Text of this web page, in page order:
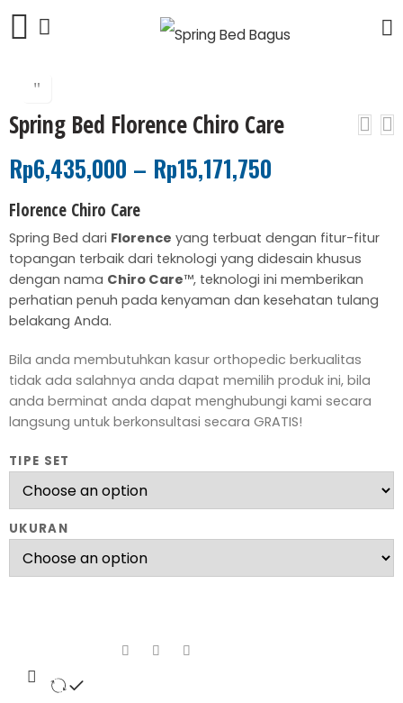
Spring Bed Florence Chiro Care
Rp6,435,000 – Rp15,171,750
Florence Chiro Care
Spring Bed dari Florence yang terbuat dengan fitur-fitur
topangan terbaik dari teknologi yang didesain khusus
dengan nama Chiro Care™, teknologi ini memberikan
perhatian penuh pada kenyaman dan kesehatan tulang
belakang Anda.
Bila anda membutuhkan kasur orthopedic berkualitas
tidak ada salahnya anda dapat memilih produk ini, bila
anda berminat anda dapat menghubungi kami secara
langsung untuk berkonsultasi secara GRATIS!
TIPE SET
UKURAN